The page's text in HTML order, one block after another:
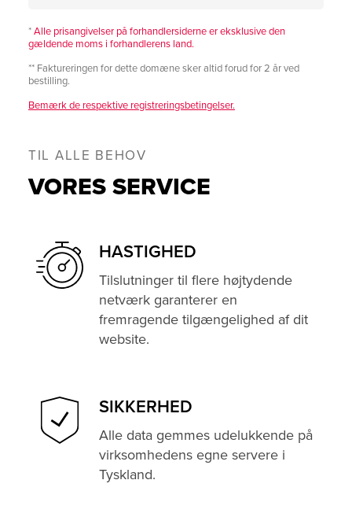
*Alle prisangivelser på forhandlersiderne er eksklusive den
gældende moms i forhandlerens land.
** Faktureringen for dette domæne sker altid forud for 2 år ved
bestilling.
Bemærk de respektive registreringsbetingelser.
TIL ALLE BEHOV
VORES SERVICE
HASTIGHED
Tilslutninger til flere højtydende
netværk garanterer en
fremragende tilgængelighed af dit
website.
SIKKERHED
Alle data gemmes udelukkende på
virksomhedens egne servere i
Tyskland.